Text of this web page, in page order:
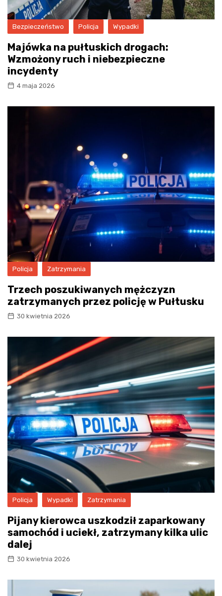
Bezpieczeństwo Policja Wypadki
Majówka na pułtuskich drogach:
Wzmożony ruch i niebezpieczne
incydenty
4 maja 2026
Policja Zatrzymania
Trzech poszukiwanych mężczyzn
zatrzymanych przez policję w Pułtusku
30 kwietnia 2026
Policja Wypadki Zatrzymania
Pijany kierowca uszkodził zaparkowany
samochód i uciekł, zatrzymany kilka ulic
dalej
30 kwietnia 2026